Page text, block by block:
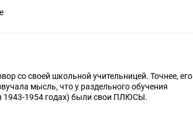
со своей школьной учительницей. Точнее, его
мысль, что у раздельного обучения
1943-1954 годах) были свои ПЛЮСЫ.